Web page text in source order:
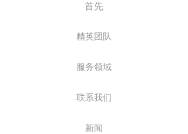
首先
精英团队
服务领域
联系我们
新闻